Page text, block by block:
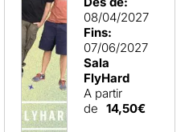
08/04/2027
Fins:
07/06/2027
Sala
FlyHard
A partir
de 14,50€